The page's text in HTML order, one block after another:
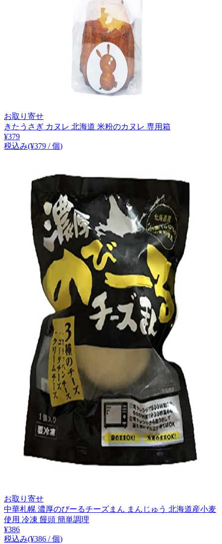
お取り寄せ
きたうさぎ カヌレ 北海道 米粉のカヌレ 専用箱
¥379
税込み(¥379 / 個)
お取り寄せ
中華札幌 濃厚のびーるチーズまん まんじゅう 北海道産小麦
使用 冷凍 饅頭 簡単調理
¥386
税込み(¥386 / 個)